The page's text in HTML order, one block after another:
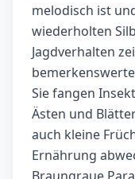
melodisch ist
wiederholten
Jagdverhalten
Sie fangen
Ästen und
auch kleine
Ernährung